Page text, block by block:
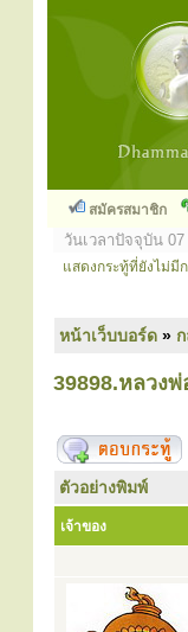
สมัครสมาชิก
วันเวลาปัจจุบัน
แสดงกระทู้ที่ยังไม่มี
หน้าเว็บบอร์ด »
39898.หลวง
ตัวอย่างพิมพ์
เจ้าของ